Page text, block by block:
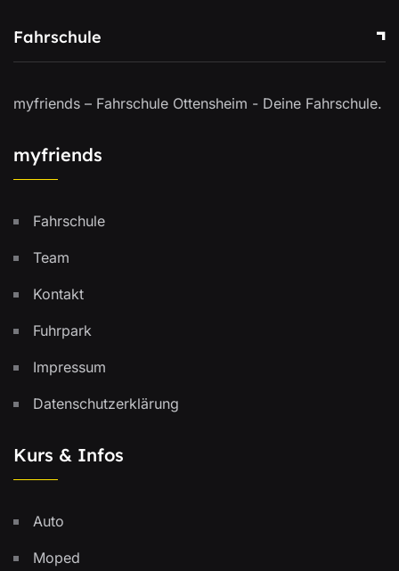
Fahrschule
myfriends – Fahrschule Ottensheim - Deine Fahrschule.
myfriends
Fahrschule
Team
Kontakt
Fuhrpark
Impressum
Datenschutzerklärung
Kurs & Infos
Auto
Moped